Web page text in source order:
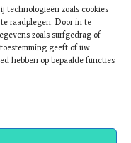
technologieën zoals cookies
raadplegen. Door in te
zoals surfgedrag of
geeft of uw
hebben op bepaalde functies
klanten
schrijvers